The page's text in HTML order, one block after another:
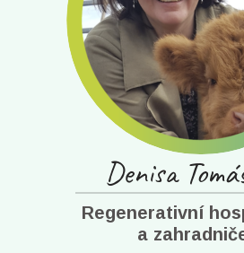
Denisa
Regenerativní
a